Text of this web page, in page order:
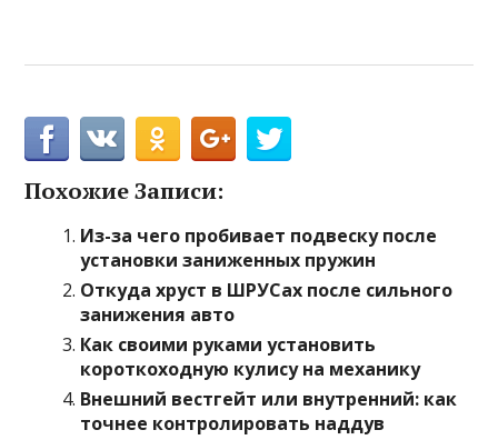
Похожие Записи:
Из-за чего пробивает подвеску после
установки заниженных пружин
Откуда хруст в ШРУСах после сильного
занижения авто
Как своими руками установить
короткоходную кулису на механику
Внешний вестгейт или внутренний: как
точнее контролировать наддув